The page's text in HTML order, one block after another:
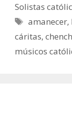
Solistas
Etiquetas
amanecer,
cáritas,
músicos